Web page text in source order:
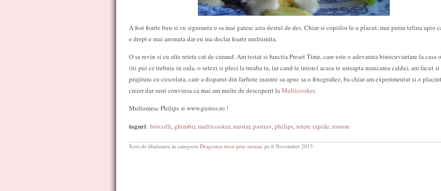
A fost foarte bun si cu siguranta o sa mai gatesc asta destul de des. Chiar si copiilor le-a placut, mai putin telina apio
e drept e mai aromata dar eu ma declar foarte multumita.
O sa revin si cu alte retete cat de curand. Am testat si functia Preset Time, care este o adevarata binecuvantare la casa
(iti pui ce trebuie in oala, o setezi si pleci la treaba ta, iar cand te intorci acasa te asteapta mancarea calda), am facut si
prajitura cu ciocolata, care a disparut din farfurie inainte sa apuc sa o fotografiez, ba chiar am experimentat si o
creier dar sunt convinsa ca mai am multe de descoperit laMulticooker.
Multumesc Philips si www.gustos.ro !
taguri: brocolli, ghimbir,multicooker,mustar,pastrav,philips,retete rapide,romon
Scris de liladoarea in categoria Dragostea trece prin stomac pe 6 November 2013